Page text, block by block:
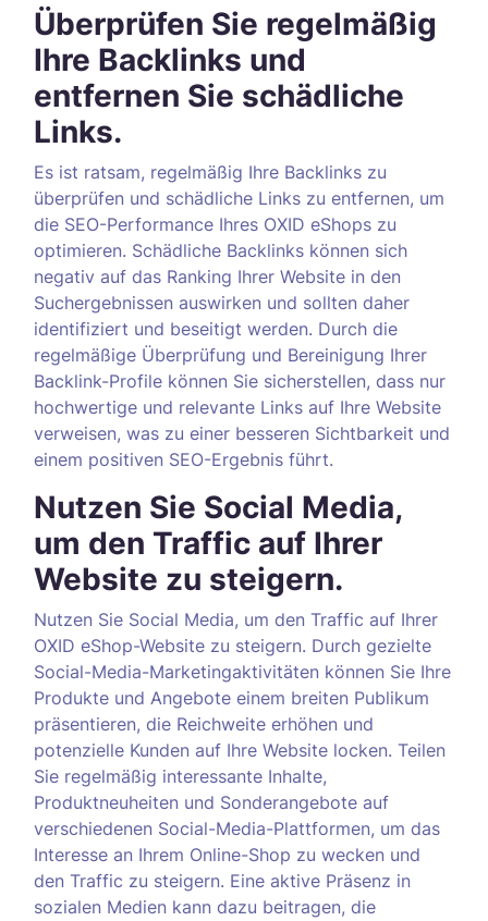
Überprüfen Sie regelmäßig
Ihre Backlinks und
entfernen Sie schädliche
Links.
Es ist ratsam, regelmäßig Ihre Backlinks zu
überprüfen und schädliche Links zu entfernen, um
die SEO-Performance Ihres OXID eShops zu
optimieren. Schädliche Backlinks können sich
negativ auf das Ranking Ihrer Website in den
Suchergebnissen auswirken und sollten daher
identifiziert und beseitigt werden. Durch die
regelmäßige Überprüfung und Bereinigung Ihrer
Backlink-Profile können Sie sicherstellen, dass nur
hochwertige und relevante Links auf Ihre Website
verweisen, was zu einer besseren Sichtbarkeit und
einem positiven SEO-Ergebnis führt.
Nutzen Sie Social Media,
um den Traffic auf Ihrer
Website zu steigern.
Nutzen Sie Social Media, um den Traffic auf Ihrer
OXID eShop-Website zu steigern. Durch gezielte
Social-Media-Marketingaktivitäten können Sie Ihre
Produkte und Angebote einem breiten Publikum
präsentieren, die Reichweite erhöhen und
potenzielle Kunden auf Ihre Website locken. Teilen
Sie regelmäßig interessante Inhalte,
Produktneuheiten und Sonderangebote auf
verschiedenen Social-Media-Plattformen, um das
Interesse an Ihrem Online-Shop zu wecken und
den Traffic zu steigern. Eine aktive Präsenz in
sozialen Medien kann dazu beitragen, die